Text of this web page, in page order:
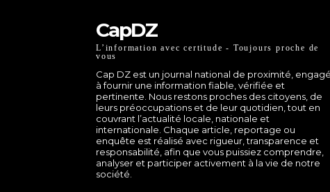
CapDZ
L’information avec certitude - Toujours proche de
vous
Cap DZ est un journal national de proximité, engagé
à fournir une information fiable, vérifiée et
pertinente. Nous restons proches des citoyens, de
leurs préoccupations et de leur quotidien, tout en
couvrant l’actualité locale, nationale et
internationale. Chaque article, reportage ou
enquête est réalisé avec rigueur, transparence et
responsabilité, afin que vous puissiez comprendre,
analyser et participer activement à la vie de notre
société.